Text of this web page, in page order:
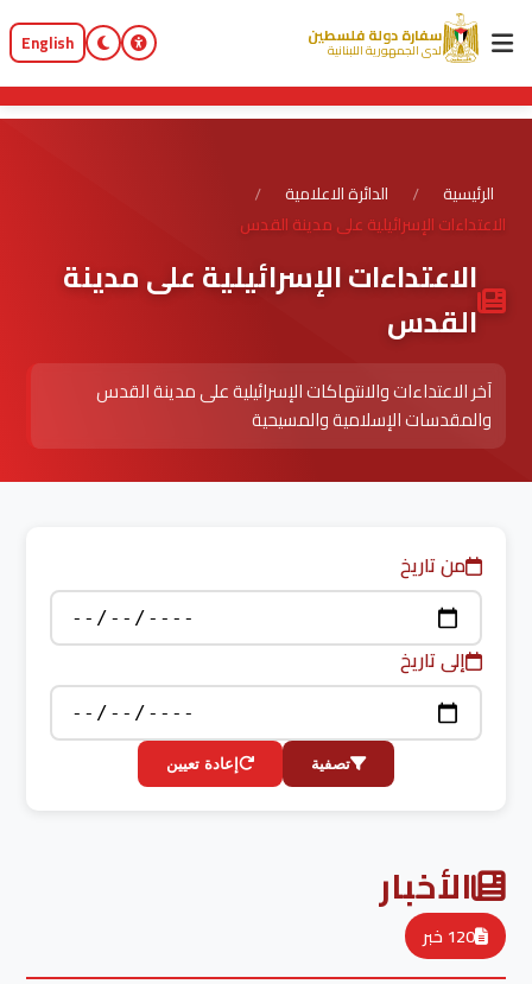
سفارة دولة فلسطين
لدى الجمهورية اللبنانية English
الرئيسية / الدائرة الاعلامية
/
الاعتداءات الإسرائيلية على مدينة القدس
الاعتداءات الإسرائيلية على مدينة
القدس
آخر الاعتداءات والانتهاكات الإسرائيلية على مدينة القدس
والمقدسات الإسلامية والمسيحية
من تاريخ
إلى تاريخ
تصفية إعادة تعيين
الأخبار
120 خبر